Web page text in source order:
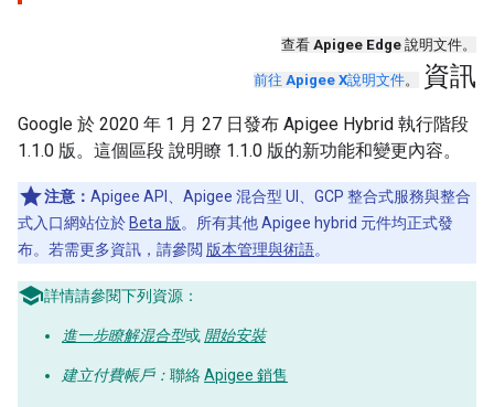
查看 Apigee Edge 說明文件。
前往 Apigee X說明文件。 資訊
Google 於 2020 年 1 月 27 日發布 Apigee Hybrid 執行階段
1.1.0 版。這個區段 說明瞭 1.1.0 版的新功能和變更內容。
注意： Apigee API、Apigee 混合型 UI、GCP 整合式服務與整合
式入口網站位於 Beta 版。所有其他 Apigee hybrid 元件均正式發
布。若需更多資訊，請參閲 版本管理與術語。
詳情請參閱下列資源：
進一步瞭解混合型或 開始安裝
建立付費帳戶： 聯絡Apigee 銷售